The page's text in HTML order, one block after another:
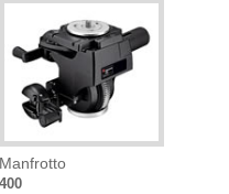
Manfrotto
400